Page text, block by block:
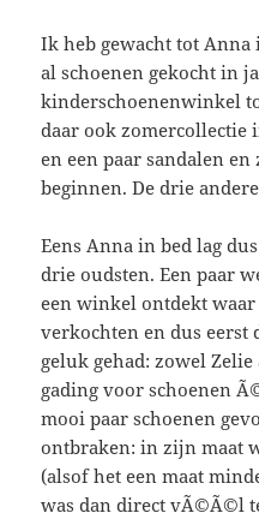
Ik heb gewacht tot
al schoenen gekocht in
kinderschoenenwinkel
daar ook zomercollectie
en een paar sandalen
beginnen. De drie
Eens Anna in bed lag
drie oudsten. Een paar
een winkel ontdekt waar
verkochten en dus eerst
geluk gehad: zowel
gading voor schoenen
mooi paar schoenen
ontbraken: in zijn maat
(alsof het een maat
was dan direct vÃ©Ã©l